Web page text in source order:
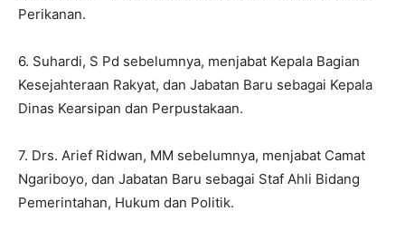
Perikanan.
6. Suhardi, S Pd sebelumnya, menjabat Kepala Bagian
Kesejahteraan Rakyat, dan Jabatan Baru sebagai Kepala
Dinas Kearsipan dan Perpustakaan.
7. Drs. Arief Ridwan, MM sebelumnya, menjabat Camat
Ngariboyo, dan Jabatan Baru sebagai Staf Ahli Bidang
Pemerintahan, Hukum dan Politik.